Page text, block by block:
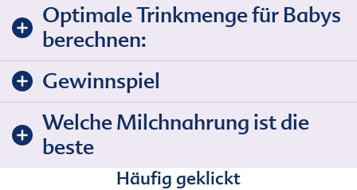
Optimale Trinkmenge für Babys
berechnen:
Gewinnspiel
Welche Milchnahrung ist die
beste
Häufig geklickt